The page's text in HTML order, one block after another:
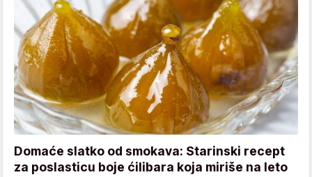
Domaće slatko od smokava: Starinski recept
za poslasticu boje ćilibara koja miriše na leto